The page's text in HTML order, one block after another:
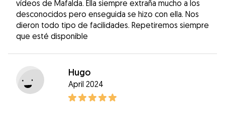
vídeos de Mafalda. Ella siempre extraña mucho a los
desconocidos pero enseguida se hizo con ella. Nos
dieron todo tipo de facilidades. Repetiremos siempre
que esté disponible
Hugo
April 2024